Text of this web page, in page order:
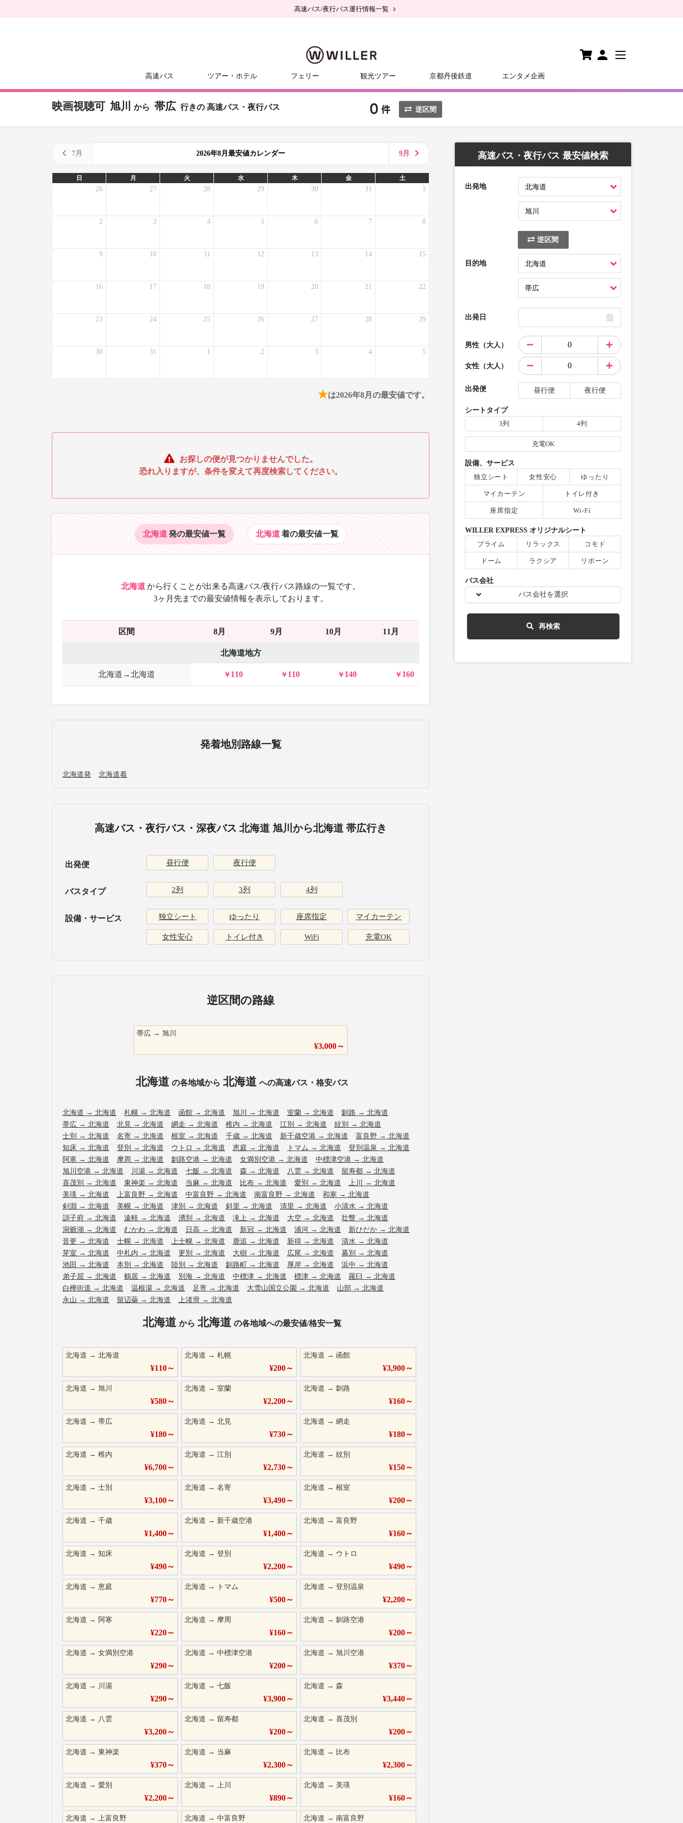
高速バス/夜行バス運行情報一覧
高速バス ツアー・ホテル フェリー 観光ツアー 京都丹後鉄道 エンタメ企画
映画視聴可 旭川 から 帯広 行きの 高速バス・夜行バス 逆区間
7月 2026年8月最安値カレンダー 9月
日 月 火 水 木 金 土
26 27 28 29 30 31 1
2 3 4 5 6 7 8
9 10 11 12 13 14 15
16 17 18 19 20 21 22
23 24 25 26 27 28 29
30 31 1 2 3 4 5
★は2026年8月の最安値です。
お探しの便が見つかりませんでした。
恐れ入りますが、条件を変えて再度検索してください。
北海道発の最安値一覧 北海道着の最安値一覧
北海道から行くことが出来る高速バス/夜行バス路線の一覧です。
3ヶ月先までの最安値情報を表示しております。
区間 8月 9月 10月 11月
北海道地方
北海道→北海道 110 110 140 160
発着地別路線一覧
北海道発 北海道着
高速バス・夜行バス・深夜バス 北海道 旭川から北海道 帯広行き
出発便 昼行便 夜行便
バスタイプ 2列 3列 4列
設備・サービス 独立シート ゆったり 座席指定 マイカーテン
女性安心 トイレ付き WiFi 充電OK
逆区間の路線
帯広 →旭川
¥3,000～
北海道 の各地域から 北海道 への高速バス・格安バス
北海道 → 北海道 札幌 → 北海道 函館 → 北海道 旭川 → 北海道 室蘭 → 北海道 釧路 → 北海道
帯広 → 北海道 北見 → 北海道 網走 → 北海道 稚内 → 北海道 江別 → 北海道 紋別 → 北海道
士別 → 北海道 名寄 → 北海道 根室 → 北海道 千歳 → 北海道 新千歳空港 → 北海道 富良野 → 北海道
知床 → 北海道 登別 → 北海道 ウトロ → 北海道 恵庭 → 北海道 トマム → 北海道 登別温泉 → 北海道
阿寒 → 北海道 摩周 → 北海道 釧路空港 → 北海道 女満別空港 → 北海道 中標津空港 → 北海道
旭川空港 → 北海道 川湯 → 北海道 七飯 → 北海道 森 → 北海道 八雲 → 北海道 留寿都 → 北海道
喜茂別 → 北海道 東神楽 → 北海道 当麻 → 北海道 比布 → 北海道 愛別 → 北海道 上川 → 北海道
美瑛 → 北海道 上富良野 → 北海道 中富良野 → 北海道 南富良野 → 北海道 和寒 → 北海道
剣淵 → 北海道 美幌 → 北海道 津別 → 北海道 斜里 → 北海道 清里 → 北海道 小清水 → 北海道
訓子府 → 北海道 遠軽 → 北海道 湧別 → 北海道 滝上 → 北海道 大空 → 北海道 壮瞥 → 北海道
洞爺湖 → 北海道 むかわ → 北海道 日高 → 北海道 新冠 → 北海道 浦河 → 北海道 新ひだか → 北海道
音更 → 北海道 士幌 → 北海道 上士幌 → 北海道 鹿追 → 北海道 新得 → 北海道 清水 → 北海道
芽室 → 北海道 中札内 → 北海道 更別 → 北海道 大樹 → 北海道 広尾 → 北海道 幕別 → 北海道
池田 → 北海道 本別 → 北海道 陸別 → 北海道 釧路町 → 北海道 厚岸 → 北海道 浜中 → 北海道
弟子屈 → 北海道 鶴居 → 北海道 別海 → 北海道 中標津 → 北海道 標津 → 北海道 羅臼 → 北海道
白樺街道 → 北海道 温根湯 → 北海道 足寄 → 北海道 大雪山国立公園 → 北海道 山部 → 北海道
永山 → 北海道 留辺蘂 → 北海道 上渚滑 → 北海道
北海道 から 北海道 の各地域への最安値/格安一覧
北海道 → 北海道
¥110～
北海道 →札幌
¥200～
北海道 → 函館
¥3,900～
北海道 → 旭川
¥580～
北海道 →室蘭
¥2,200～
北海道 →釧路
¥160～
北海道 → 帯広
¥180～
北海道 →北見
¥730～
北海道 →網走
¥180～
北海道 → 稚内
¥6,700～
北海道 →江別
¥2,730～
北海道 →紋別
¥150～
北海道 → 士別
¥3,100～
北海道 →名寄
¥3,490～
北海道 →根室
¥200～
北海道 → 千歳
¥1,400～
北海道 → 新千歳空港
¥1,400～
北海道 →富良野
¥160～
北海道 → 知床
¥490～
北海道 →登別
¥2,200～
北海道 → ウトロ
¥490～
北海道 → 恵庭
¥770～
北海道 → トマム
¥500～
北海道 →登別温泉
¥2,200～
北海道 → 阿寒
¥220～
北海道 → 摩周
¥160～
北海道 →釧路空港
¥200～
北海道 → 女満別空港
¥290～
北海道 →中標津空港
¥200～
北海道 →旭川空港
¥370～
北海道 → 川湯
¥290～
北海道 →七飯
¥3,900～
北海道 →森
¥3,440～
北海道 → 八雲
¥3,200～
北海道 → 留寿都
¥200～
北海道 →喜茂別
¥200～
北海道 → 東神楽
¥370～
北海道 → 当麻
¥2,300～
北海道 → 比布
¥2,300～
北海道 → 愛別
¥2,200～
北海道 →上川
¥890～
北海道 → 美瑛
¥160～
北海道 → 上富良野 北海道 →中富良野 北海道 →南富良野
高速バス・夜行バス 最安値検索
出発地
逆区間
目的地
出発日
男性（大人）
女性（大人）
出発便 昼行便 夜行便
シートタイプ
3列
4列
充電OK
設備、サービス
独立シート
女性安心 ゆったり
マイカーテン トイレ付き
座席指定 Wi-Fi
WILLER EXPRESS オリジナルシート
プライム
リラックス コモド
ドーム ラクシア リボーン
バス会社
バス会社を選択
再検索